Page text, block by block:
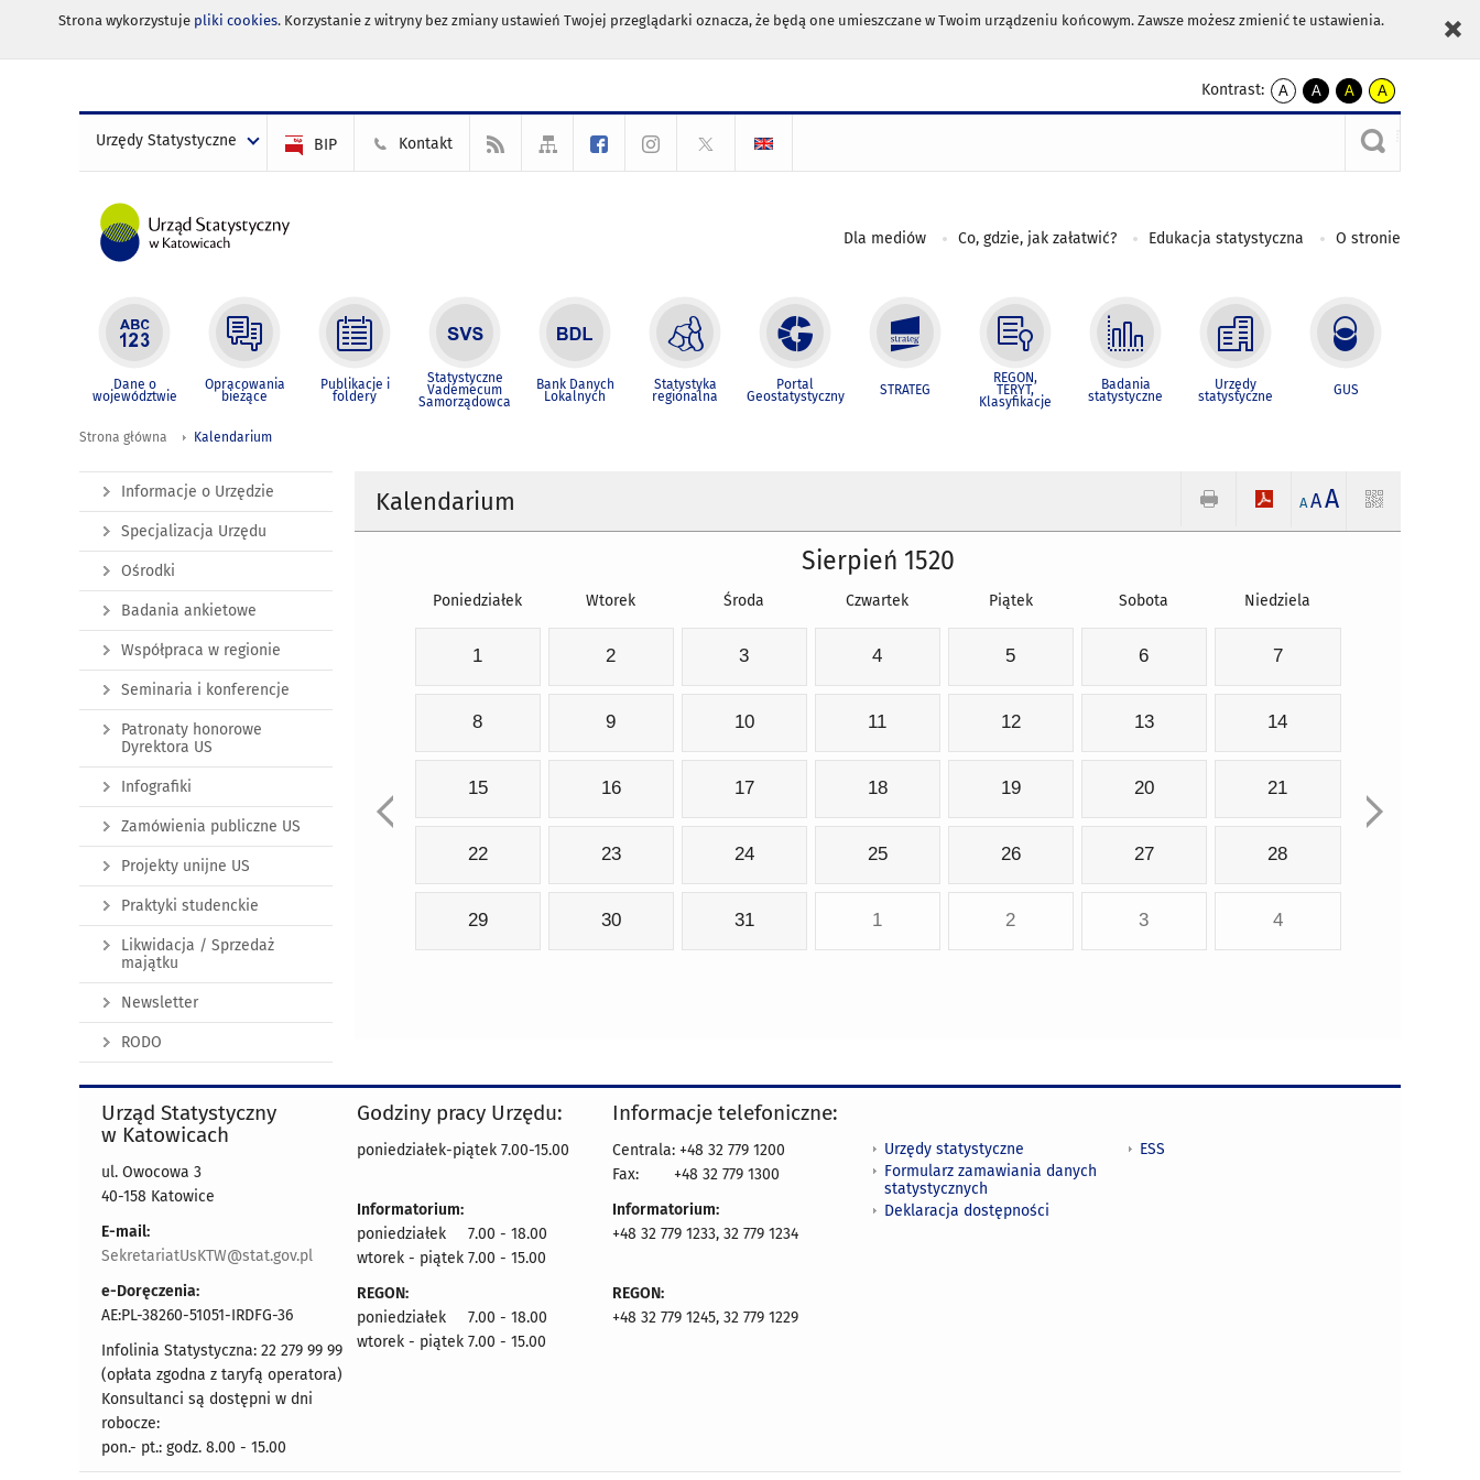
Strona wykorzystuje pliki cookies. Korzystanie z witryny bez zmiany ustawień Twojej przeglądarki oznacza, że będą one umieszczane w Twoim urządzeniu końcowym. Zawsze możesz zmienić te ustawienia.
Kontrast:
A
kontrast
A
kontrast
czarnym
A
kontrast
żółty
tekst
czarnym
A
kontrast
czarny
tekst
żółtym
Urzędy Statystyczne BIP Kontakt
Dla mediów Co, gdzie, jak załatwić? Edukacja statystyczna O stronie
Dane o
województwie
Opracowania
bieżące
Publikacje i
foldery
Statystyczne
Vademecum
Samorządowca
Bank Danych
Lokalnych
Statystyka
regionalna
Portal
Geostatystyczny STRATEG
REGON,
TERYT,
Klasyfikacje
Badania
statystyczne
Urzędy
statystyczne GUS
Strona główna Kalendarium
Kalendarium A AA
Sierpień 1520
Poniedziałek Wtorek Środa Czwartek Piątek Sobota Niedziela
1 2 3 4 5 6 7
8 9 10 11 12 13 14
15 16 17 18 19 20 21
22 23 24 25 26 27 28
29 30 31 1 2 3 4
Informacje o Urzędzie
Specjalizacja Urzędu
Ośrodki
Badania ankietowe
Współpraca w regionie
Seminaria i konferencje
Patronaty honorowe
Dyrektora US
Infografiki
Zamówienia publiczne US
Projekty unijne US
Praktyki studenckie
Likwidacja / Sprzedaż
majątku
Newsletter
RODO
Urząd Statystyczny
w Katowicach
ul. Owocowa 3
40-158 Katowice
E-mail:
SekretariatUsKTW@stat.gov.pl
e-Doręczenia:
AE:PL-38260-51051-IRDFG-36
Infolinia Statystyczna: 22 279 99 99
(opłata zgodna z taryfą operatora)
Konsultanci są dostępni w dni
robocze:
pon.- pt.: godz. 8.00 - 15.00
Godziny pracy Urzędu:
poniedziałek-piątek 7.00-15.00
Informatorium:
poniedziałek 7.00 - 18.00
wtorek - piątek 7.00 - 15.00
REGON:
poniedziałek 7.00 - 18.00
wtorek - piątek 7.00 - 15.00
Informacje telefoniczne:
Centrala: +48 32 779 1200
Fax:
+48 32 779 1300
Informatorium:
+48 32 779 1233, 32 779 1234
REGON:
+48 32 779 1245, 32 779 1229
Urzędy statystyczne
Formularz zamawiania danych
statystycznych
Deklaracja dostępności
ESS